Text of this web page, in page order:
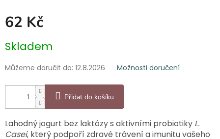
62 Kč
cena:
Skladem
Můžeme doručit do: 12.8.2026 Možnosti doručení
Přidat do košíku
Lahodný jogurt bez laktózy s aktivními probiotiky L.
Casei, který podpoří zdravé trávení a imunitu vašeho